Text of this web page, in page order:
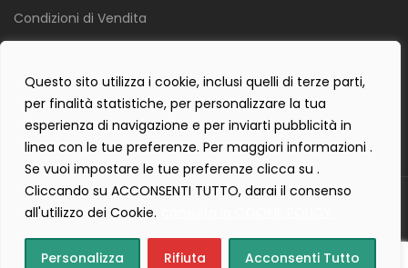
Questo sito utilizza i cookie, inclusi quelli di terze parti,
per finalità statistiche, per personalizzare la tua
esperienza di navigazione e per inviarti pubblicità in
linea con le tue preferenze. Per maggiori informazioni .
Se vuoi impostare le tue preferenze clicca su .
Cliccando su ACCONSENTI TUTTO, darai il consenso
all'utilizzo dei Cookie.
Personalizza Rifiuta Acconsenti Tutto
Condizioni di Vendita
Privacy Policy
Cookie Policy
Contact Form Policy
Tecnostudio di Martellini Nicoletta
Creartlab.it